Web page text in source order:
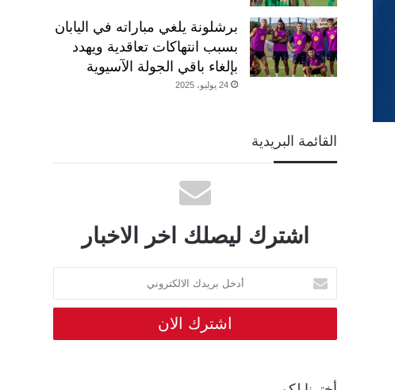
برشلونة يلغي مباراته في اليابان
بسبب انتهاكات تعاقدية ويهدد
بإلغاء باقي الجولة الآسيوية
24 يوليو، 2025
القائمة البريدية
اشترك ليصلك اخر الاخبار
أدخل
بريدك
الالكتروني